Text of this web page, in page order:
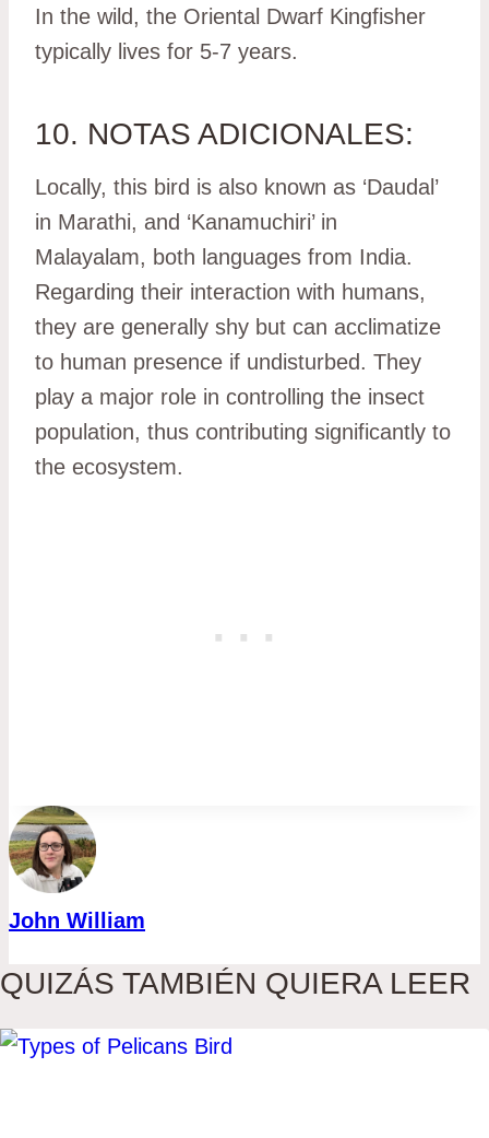
In the wild, the Oriental Dwarf Kingfisher
typically lives for 5-7 years.
10. NOTAS ADICIONALES:
Locally, this bird is also known as ‘Daudal’
in Marathi, and ‘Kanamuchiri’ in
Malayalam, both languages from India.
Regarding their interaction with humans,
they are generally shy but can acclimatize
to human presence if undisturbed. They
play a major role in controlling the insect
population, thus contributing significantly to
the ecosystem.
John William
QUIZÁS TAMBIÉN QUIERA LEER